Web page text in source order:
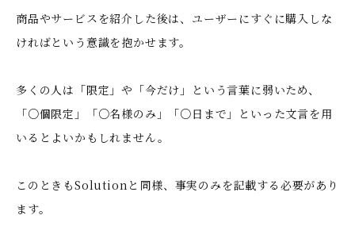
商品やサービスを紹介した後は、ユーザーにすぐに購入しな
ければという意識を抱かせます。
多くの人は「限定」や「今だけ」という言葉に弱いため、
「○個限定」「○名様のみ」「○日まで」といった文言を用
いるとよいかもしれません。
このときもSolutionと同様、事実のみを記載する必要があり
ます。